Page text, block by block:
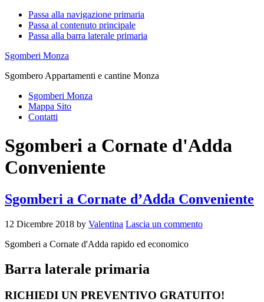
Passa alla navigazione primaria
Passa al contenuto principale
Passa alla barra laterale primaria
Sgomberi Monza
Sgombero Appartamenti e cantine Monza
Sgomberi Monza
Mappa Sito
Contatti
Sgomberi a Cornate d'Adda
Conveniente
Sgomberi a Cornate d’Adda Conveniente
12 Dicembre 2018 by Valentina Lascia un commento
Sgomberi a Cornate d'Adda rapido ed economico
Barra laterale primaria
RICHIEDI UN PREVENTIVO GRATUITO!